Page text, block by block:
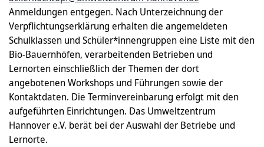
Anmeldungen entgegen. Nach Unterzeichnung der
Verpflichtungserklärung erhalten die angemeldeten
Schulklassen und Schüler*innengruppen eine Liste mit den
Bio-Bauernhöfen, verarbeitenden Betrieben und
Lernorten einschließlich der Themen der dort
angebotenen Workshops und Führungen sowie der
Kontaktdaten. Die Terminvereinbarung erfolgt mit den
aufgeführten Einrichtungen. Das Umweltzentrum
Hannover e.V. berät bei der Auswahl der Betriebe und
Lernorte.